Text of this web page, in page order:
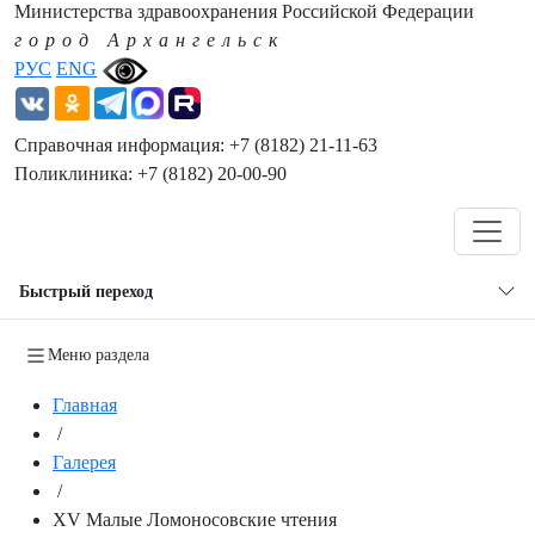
РУС ENG
Министерства здравоохранения Российской Федерации
город Архангельск
Справочная информация: +7 (8182) 21-11-63
Поликлиника: +7 (8182) 20-00-90
Быстрый переход
Меню раздела
Главная
/
Галерея
/
XV Малые Ломоносовские чтения